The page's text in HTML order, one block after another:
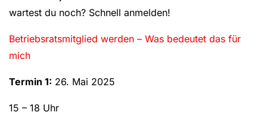
wartest du noch? Schnell anmelden!
Betriebsratsmitglied werden – Was bedeutet das für
mich
Termin 1: 26. Mai 2025
15 – 18 Uhr